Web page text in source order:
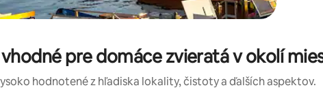
pre domáce zvieratá v okolí
hodnotené z hľadiska lokality, čistoty a ďalších aspektov.